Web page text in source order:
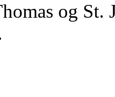
og St.